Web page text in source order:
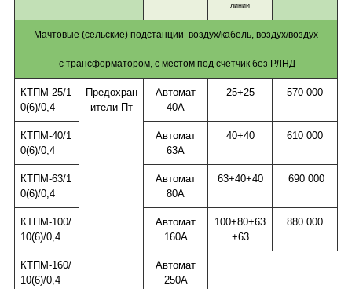
линии
Мачтовые (сельские) подстанции воздух/кабель, воздух/воздух
с трансформатором, с местом под счетчик без РЛНД
КТПМ-25/1
0(6)/0,4
Предохран
ители Пт
Автомат
40А
25+25 570 000
КТПМ-40/1
0(6)/0,4
Автомат
63А
40+40 610 000
КТПМ-63/1
0(6)/0,4
Автомат
80А
63+40+40 690 000
КТПМ-100/
10(6)/0,4
Автомат
160А
100+80+63
+63
880 000
КТПМ-160/
10(6)/0,4
Автомат
250А